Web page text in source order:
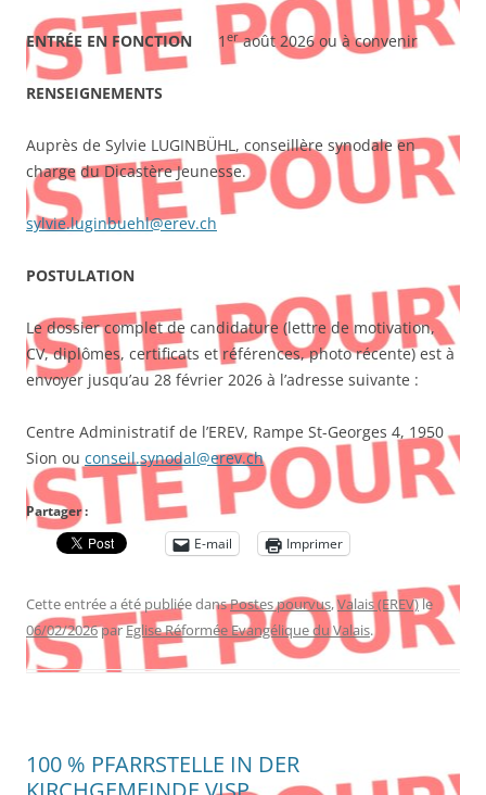
ENTRÉE EN FONCTION 1 eraoût 2026 ou à convenir
RENSEIGNEMENTS
Auprès de Sylvie LUGINBÜHL, conseillère synodale en
charge du Dicastère Jeunesse.
sylvie.luginbuehl@erev.ch
POSTULATION
Le dossier complet de candidature (lettre de motivation,
CV, diplômes, certificats et références, photo récente) est à
envoyer jusqu’au 28 février 2026 à l’adresse suivante :
Centre Administratif de l’EREV, Rampe St-Georges 4, 1950
Sion ou conseil.synodal@erev.ch
Partager :
E-mail
Imprimer
Cette entrée a été publiée dansPostes pourvus,Valais (EREV)le
06/02/2026parEglise Réformée Evangélique du Valais.
100 % PFARRSTELLE IN DER